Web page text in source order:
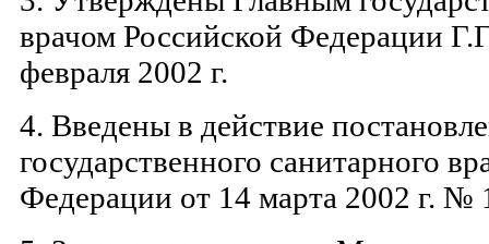
врачом Российской Федерации
февраля 2002 г.
4. Введены в действие
государственного санитарного
Федерации от 14 марта 2002 г. №